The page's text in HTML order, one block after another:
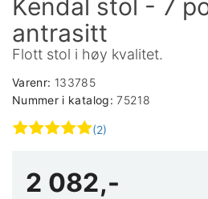
Kendal stol - 7
antrasitt
Flott stol i høy kvalitet.
Varenr: 133785
Nummer i katalog:75218
(2)
2 082,-